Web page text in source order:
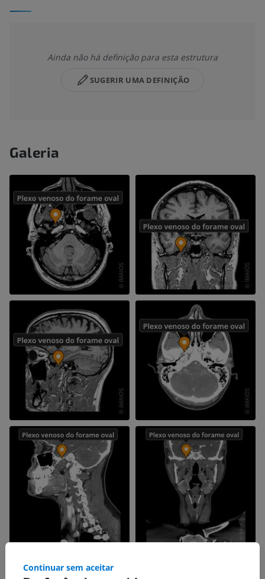
Ainda não há definição para esta estrutura
SUGERIR UMA DEFINIÇÃO
Galeria
Continuar sem aceitar